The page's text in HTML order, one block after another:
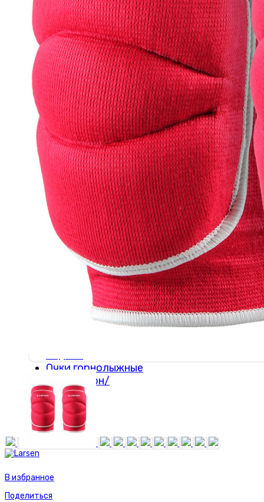
гимнастические
Гантели для
фитнеса
Коврики для
фитнеса/йоги
Скакалки
Массажеры
Утяжелители
Аксессуары для
фитнеса
Свободные веса
Диски
Грифы
Гантели
Форма, бутсы,
наколенники, щитки
Форма футбол/
баскетбол/
волейбол
Щитки
футбольные
Наколенники
Бутсы/
футзалки
Скейты, самокаты,
Очки горнолыжные
Бадминтон/
Кетчбол
В избранное
Поделиться